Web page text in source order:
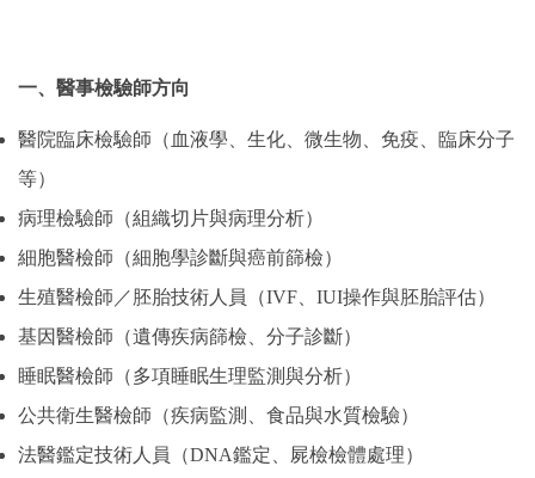
一、醫事檢驗師方向
醫院臨床檢驗師（血液學、生化、微生物、免疫、臨床分子
等）
病理檢驗師（組織切片與病理分析）
細胞醫檢師（細胞學診斷與癌前篩檢）
生殖醫檢師／胚胎技術人員（IVF、IUI操作與胚胎評估）
基因醫檢師（遺傳疾病篩檢、分子診斷）
睡眠醫檢師（多項睡眠生理監測與分析）
公共衛生醫檢師（疾病監測、食品與水質檢驗）
法醫鑑定技術人員（DNA鑑定、屍檢檢體處理）